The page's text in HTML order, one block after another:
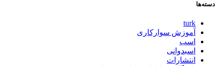
دسته‌ها
turk
آموزش سوارکاری
اسب
اسبدوانی
انتشارات